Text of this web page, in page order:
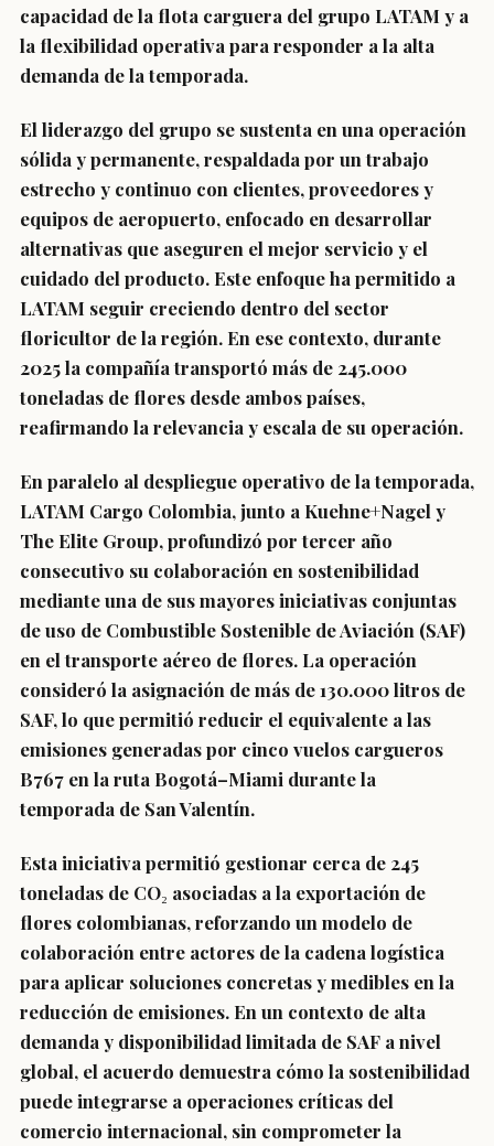
capacidad de la flota carguera del grupo LATAM y a
la flexibilidad operativa para responder a la alta
demanda de la temporada.
El liderazgo del grupo se sustenta en una operación
sólida y permanente, respaldada por un trabajo
estrecho y continuo con clientes, proveedores y
equipos de aeropuerto, enfocado en desarrollar
alternativas que aseguren el mejor servicio y el
cuidado del producto. Este enfoque ha permitido a
LATAM seguir creciendo dentro del sector
floricultor de la región. En ese contexto, durante
2025 la compañía transportó más de 245.000
toneladas de flores desde ambos países,
reafirmando la relevancia y escala de su operación.
En paralelo al despliegue operativo de la temporada,
LATAM Cargo Colombia, junto a Kuehne+Nagel y
The Elite Group, profundizó por tercer año
consecutivo su colaboración en sostenibilidad
mediante una de sus mayores iniciativas conjuntas
de uso de Combustible Sostenible de Aviación (SAF)
en el transporte aéreo de flores. La operación
consideró la asignación de más de 130.000 litros de
SAF, lo que permitió reducir el equivalente a las
emisiones generadas por cinco vuelos cargueros
B767 en la ruta Bogotá–Miami durante la
temporada de San Valentín.
Esta iniciativa permitió gestionar cerca de 245
toneladas de CO₂ asociadas a la exportación de
flores colombianas, reforzando un modelo de
colaboración entre actores de la cadena logística
para aplicar soluciones concretas y medibles en la
reducción de emisiones. En un contexto de alta
demanda y disponibilidad limitada de SAF a nivel
global, el acuerdo demuestra cómo la sostenibilidad
puede integrarse a operaciones críticas del
comercio internacional, sin comprometer la